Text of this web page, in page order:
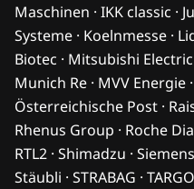
Maschinen · IKK classic ·
Systeme · Koelnmesse ·
Biotec · Mitsubishi
Munich Re · MVV Energie ·
Österreichische Post ·
Rhenus Group · Roche
RTL2 · Shimadzu ·
Stäubli · STRABAG ·